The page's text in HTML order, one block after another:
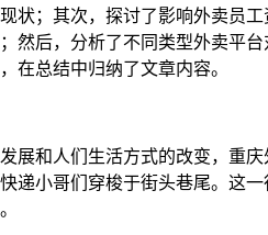
状；其次，探讨了影响外卖员
然后，分析了不同类型外卖平
在总结中归纳了文章内容。
展和人们生活方式的改变，重庆
递小哥们穿梭于街头巷尾。这